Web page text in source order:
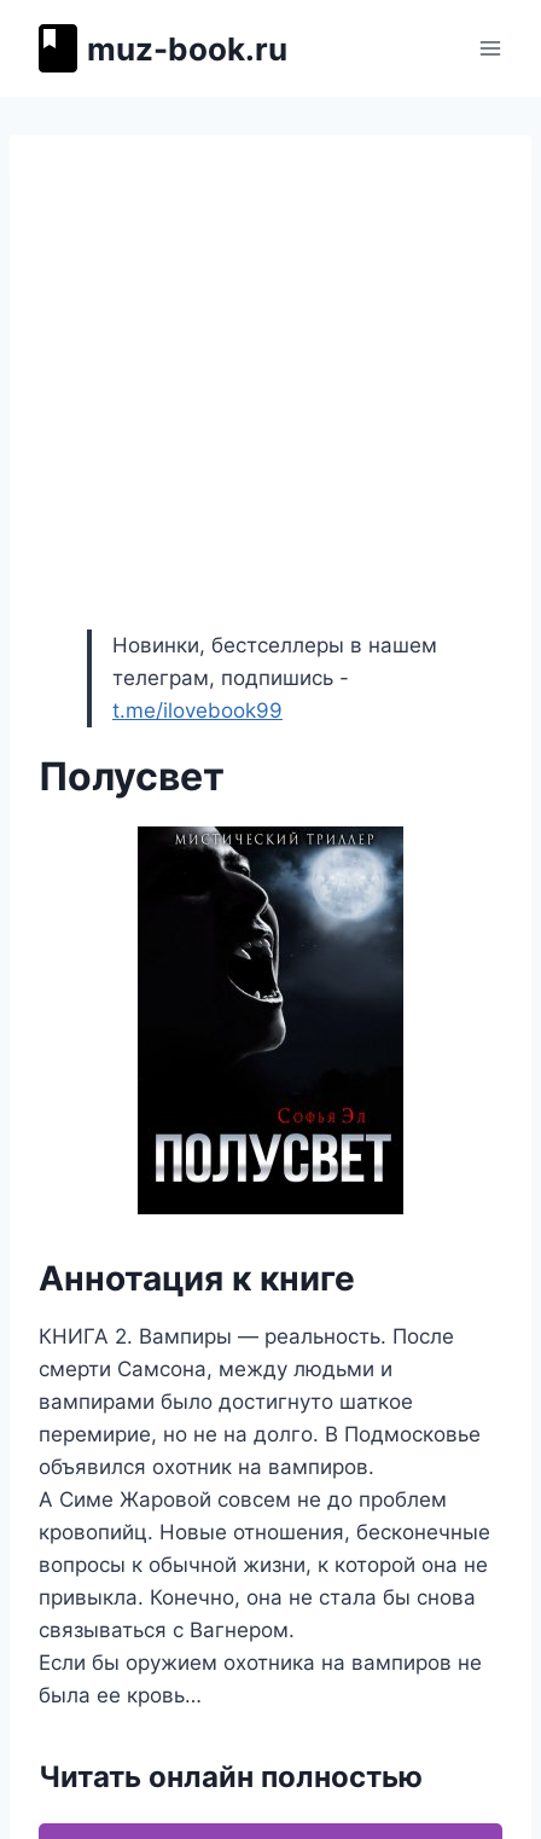
muz-book.ru
Новинки, бестселлеры в нашем
телеграм, подпишись -
t.me/ilovebook99
Полусвет
Аннотация к книге
КНИГА 2. Вампиры — реальность. После
смерти Самсона, между людьми и
вампирами было достигнуто шаткое
перемирие, но не на долго. В Подмосковье
объявился охотник на вампиров.
А Симе Жаровой совсем не до проблем
кровопийц. Новые отношения, бесконечные
вопросы к обычной жизни, к которой она не
привыкла. Конечно, она не стала бы снова
связываться с Вагнером.
Если бы оружием охотника на вампиров не
была ее кровь…
Читать онлайн полностью